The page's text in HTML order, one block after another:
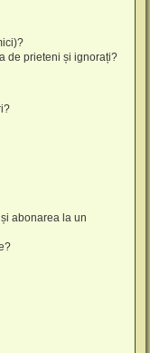
de prieteni și ignorați?
abonarea la un